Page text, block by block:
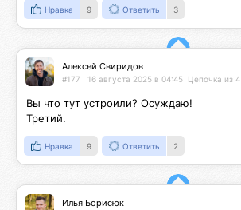
Нравка 9 Ответить 3
Алексей Свиридов
#177 16 августа 2025 в 04:45 Цепочка из 4
Вы что тут устроили? Осуждаю!
Третий.
Нравка 9 Ответить 2
Илья Борисюк